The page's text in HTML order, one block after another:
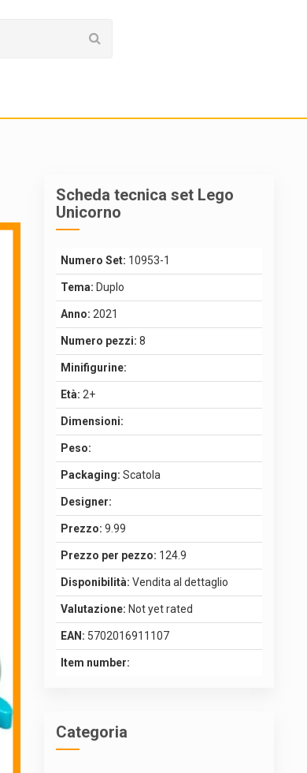
Scheda tecnica set Lego
Unicorno
Numero Set: 10953-1
Tema: Duplo
Anno: 2021
Numero pezzi: 8
Minifigurine:
Età: 2+
Dimensioni:
Peso:
Packaging: Scatola
Designer:
Prezzo: 9.99
Prezzo per pezzo: 124.9
Disponibilità: Vendita al dettaglio
Valutazione: Not yet rated
EAN: 5702016911107
Item number:
Categoria